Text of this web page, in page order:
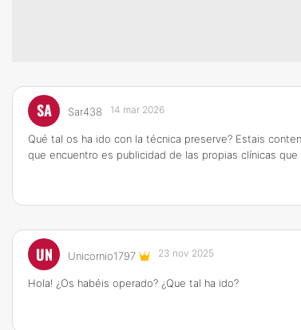
SA Sar438 14 mar 2026
Qué tal os ha ido con la técnica preserve? Estais
que encuentro es publicidad de las propias clínicas
UN Unicornio1797 23 nov 2025
Hola! ¿Os habéis operado? ¿Que tal ha ido?